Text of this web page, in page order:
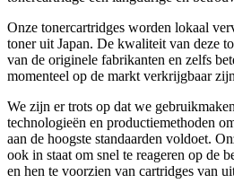
Onze tonercartridges worden lokaal
toner uit Japan. De kwaliteit van deze
van de originele fabrikanten en zelfs
momenteel op de markt verkrijgbaar
We zijn er trots op dat we
technologieën en productiemethoden
aan de hoogste standaarden voldoet.
ook in staat om snel te reageren op de
en hen te voorzien van cartridges van